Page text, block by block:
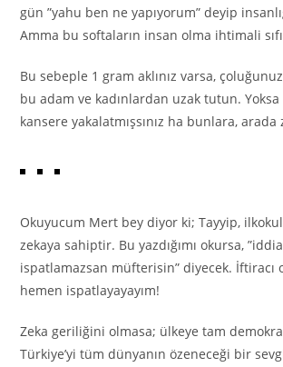
gün ”yahu ben ne yapıyorum” deyip
Amma bu softaların insan olma ihtimali
Bu sebeple 1 gram aklınız varsa,
bu adam ve kadınlardan uzak tutun.
kansere yakalatmışsınız ha bunlara, arada
Okuyucum Mert bey diyor ki; Tayyip,
zekaya sahiptir. Bu yazdığımı okursa,
ispatlamazsan müfterisin” diyecek. İftiracı
hemen ispatlayayayım!
Zeka geriliğini olmasa; ülkeye tam
Türkiye’yi tüm dünyanın özeneceği bir